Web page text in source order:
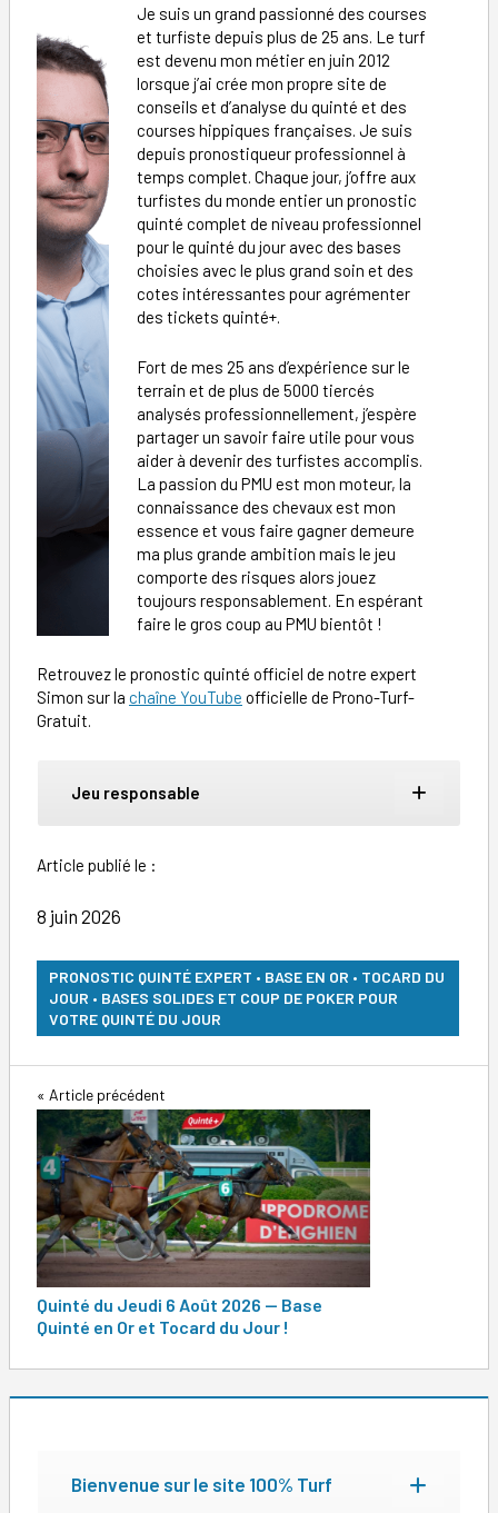
Je suis un grand passionné des courses
et turfiste depuis plus de 25 ans. Le turf
est devenu mon métier en juin 2012
lorsque j’ai crée mon propre site de
conseils et d’analyse du quinté et des
courses hippiques françaises. Je suis
depuis pronostiqueur professionnel à
temps complet. Chaque jour, j’offre aux
turfistes du monde entier un pronostic
quinté complet de niveau professionnel
pour le quinté du jour avec des bases
choisies avec le plus grand soin et des
cotes intéressantes pour agrémenter
des tickets quinté+.
Fort de mes 25 ans d’expérience sur le
terrain et de plus de 5000 tiercés
analysés professionnellement, j’espère
partager un savoir faire utile pour vous
aider à devenir des turfistes accomplis.
La passion du PMU est mon moteur, la
connaissance des chevaux est mon
essence et vous faire gagner demeure
ma plus grande ambition mais le jeu
comporte des risques alors jouez
toujours responsablement. En espérant
faire le gros coup au PMU bientôt !
Retrouvez le pronostic quinté officiel de notre expert
Simon sur la chaîne YouTube officielle de Prono-Turf-
Gratuit.
Jeu responsable
Article publié le :
8 juin 2026
PRONOSTIC QUINTÉ EXPERT • BASE EN OR • TOCARD DU
JOUR • BASES SOLIDES ET COUP DE POKER POUR
VOTRE QUINTÉ DU JOUR
Navigation
de
l’article
Article précédent
Quinté du Jeudi 6 Août 2026 — Base
Quinté en Or et Tocard du Jour !
Bienvenue sur le site 100% Turf